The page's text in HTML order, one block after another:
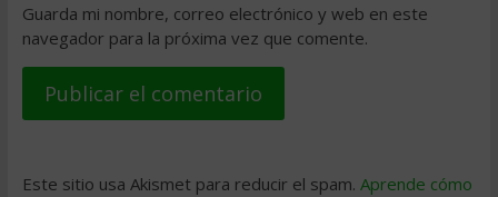
Guarda mi nombre, correo electrónico y web en este
navegador para la próxima vez que comente.
Este sitio usa Akismet para reducir el spam. Aprende cómo